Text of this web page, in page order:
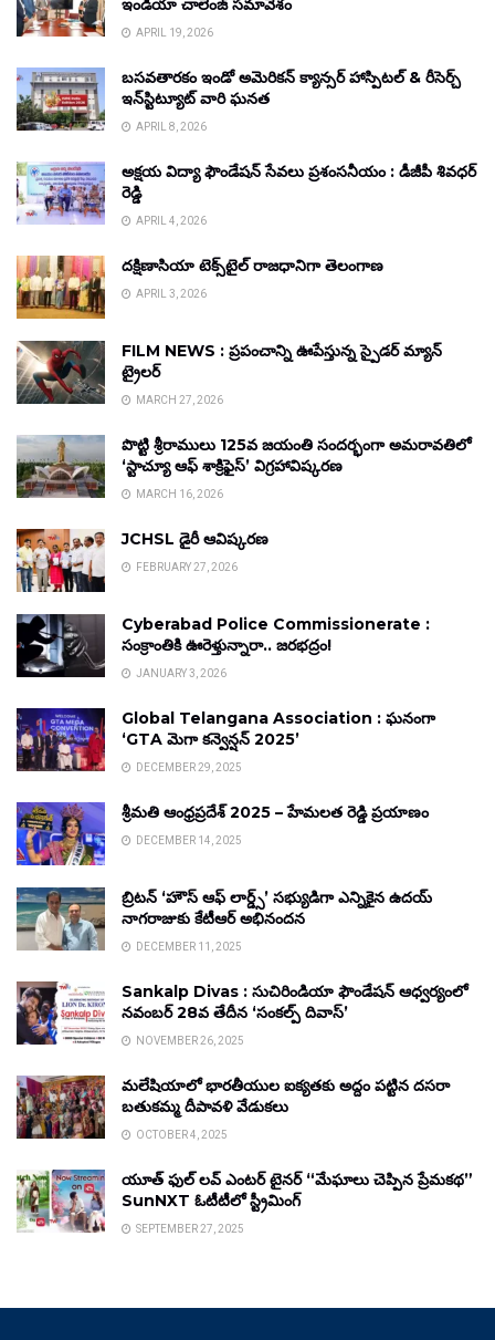
ఇండియా చాలెంజ్ సమావేశం
APRIL 19, 2026
బసవతారకం ఇండో అమెరికన్ క్యాన్సర్ హాస్పిటల్ & రీసెర్చ్
ఇన్‌స్టిట్యూట్ వారి ఘనత
APRIL 8, 2026
అక్షయ విద్యా ఫౌండేషన్ సేవలు ప్రశంసనీయం : డీజీపీ శివధర్
రెడ్డి
APRIL 4, 2026
దక్షిణాసియా టెక్స్‌టైల్ రాజధానిగా తెలంగాణ
APRIL 3, 2026
FILM NEWS : ప్రపంచాన్ని ఊపేస్తున్న స్పైడర్ మ్యాన్
ట్రైలర్
MARCH 27, 2026
పొట్టి శ్రీరాములు 125వ జయంతి సందర్భంగా అమరావతిలో
‘స్టాచ్యూ ఆఫ్ శాక్రిఫైస్’ విగ్రహావిష్కరణ
MARCH 16, 2026
JCHSL డైరీ ఆవిష్కరణ
FEBRUARY 27, 2026
Cyberabad Police Commissionerate :
సంక్రాంతికి ఊరెళ్తున్నారా.. జరభద్రం!
JANUARY 3, 2026
Global Telangana Association : ఘనంగా
‘GTA మెగా కన్వెన్షన్ 2025’
DECEMBER 29, 2025
శ్రీమతి ఆంధ్రప్రదేశ్ 2025 – హేమలత రెడ్డి ప్రయాణం
DECEMBER 14, 2025
బ్రిటన్ ‘హౌస్ ఆఫ్ లార్డ్స్’ సభ్యుడిగా ఎన్నికైన ఉదయ్
నాగరాజుకు కేటీఆర్ అభినందన
DECEMBER 11, 2025
Sankalp Divas : సుచిరిండియా ఫౌండేషన్ ఆధ్వర్యంలో
నవంబర్ 28వ తేదీన ‘సంకల్ప్ దివాస్’
NOVEMBER 26, 2025
మలేషియాలో భారతీయుల ఐక్యతకు అద్దం పట్టిన దసరా
బతుకమ్మ దీపావళి వేడుకలు
OCTOBER 4, 2025
యూత్ ఫుల్ లవ్ ఎంటర్ టైనర్ “మేఘాలు చెప్పిన ప్రేమకథ”
SunNXT ఓటీటీలో స్ట్రీమింగ్
SEPTEMBER 27, 2025